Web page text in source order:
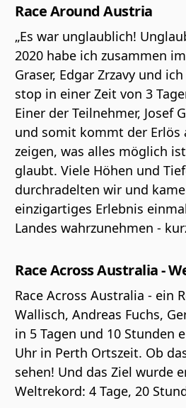
Race Around Austria
„Es war unglaublich!
2020 habe ich zusammen
Graser, Edgar Zrzavy und
stop in einer Zeit von 3
Einer der Teilnehmer, Josef
und somit kommt der Erlös
zeigen, was alles möglich
glaubt. Viele Höhen und
durchradelten wir und
einzigartiges Erlebnis
Landes wahrzunehmen -
Race Across Australia -
Race Across Australia - ein
Wallisch, Andreas Fuchs,
in 5 Tagen und 10 Stunden
Uhr in Perth Ortszeit. Ob
sehen! Und das Ziel wurde
Weltrekord: 4 Tage, 20